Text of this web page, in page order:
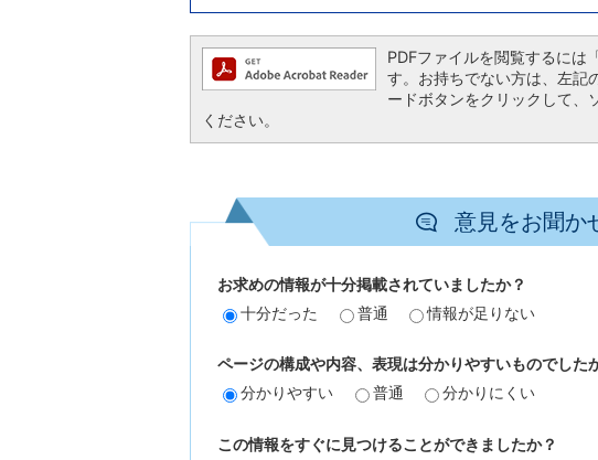
PDFファイルを閲覧するに
す。お持ちでない方は、左
ードボタンをクリックして、
ください。
意見をお聞か
お求めの情報が十分掲載されていましたか？
十分だった
普通 情報が足りない
ページの構成や内容、表現は分かりやすいものでした
分かりやすい
普通 分かりにくい
この情報をすぐに見つけることができましたか？